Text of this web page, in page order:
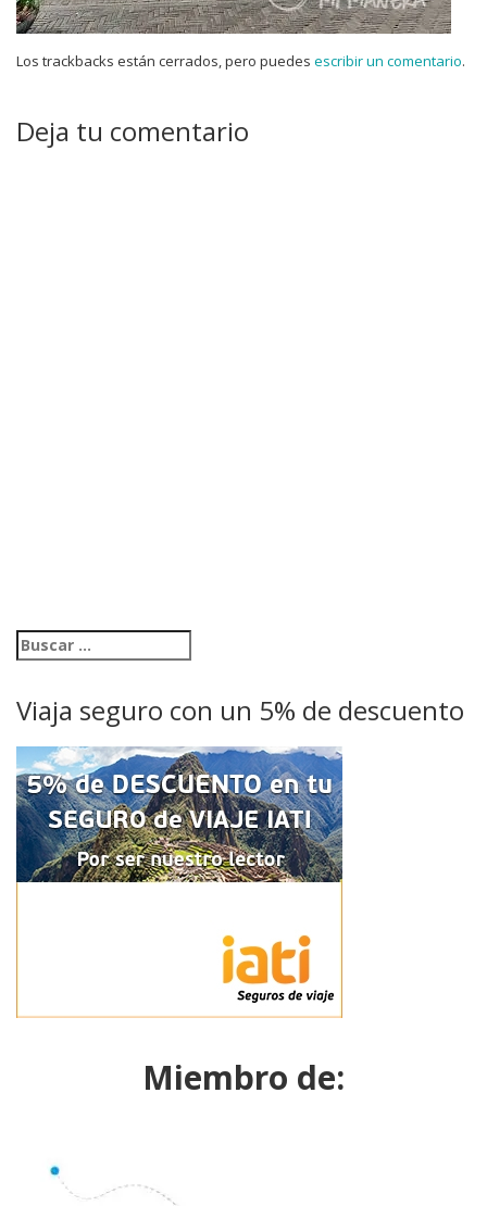
Los trackbacks están cerrados, pero puedes escribir un comentario.
Deja tu comentario
Viaja seguro con un 5% de descuento
Miembro de: